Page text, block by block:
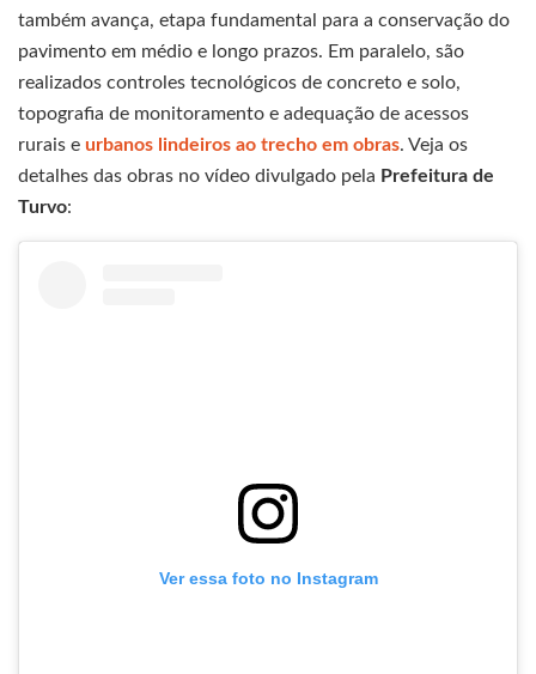
também avança, etapa fundamental para a conservação do
pavimento em médio e longo prazos. Em paralelo, são
realizados controles tecnológicos de concreto e solo,
topografia de monitoramento e adequação de acessos
rurais e urbanos lindeiros ao trecho em obras. Veja os
detalhes das obras no vídeo divulgado pela Prefeitura de
Turvo:
Ver essa foto no Instagram